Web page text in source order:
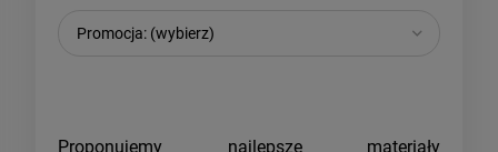
Promocja: (wybierz)
Proponujemy najlepsze materiały